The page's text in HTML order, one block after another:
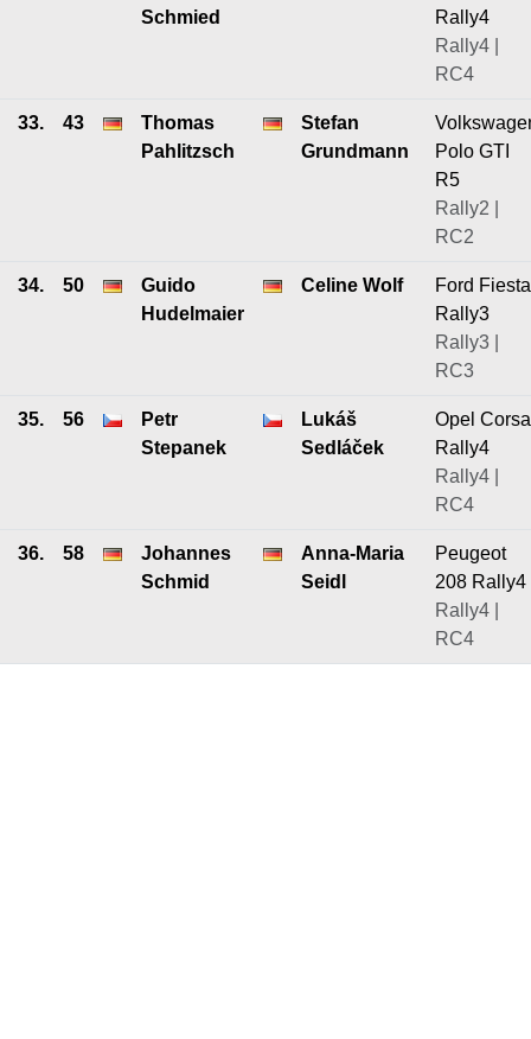
Schmied
Rally4
Rally4 |
RC4
33. 43
Thomas
Pahlitzsch
Stefan
Grundmann
Polo GTI
R5
Rally2 |
RC2
34. 50
Guido
Hudelmaier
Celine Wolf
Ford Fiesta
Rally3
Rally3 |
RC3
35. 56
Petr
Stepanek
Lukáš
Sedláček
Opel Corsa
Rally4
Rally4 |
RC4
36. 58
Johannes
Schmid
Anna-Maria
Seidl
Peugeot
208 Rally4
Rally4 |
RC4